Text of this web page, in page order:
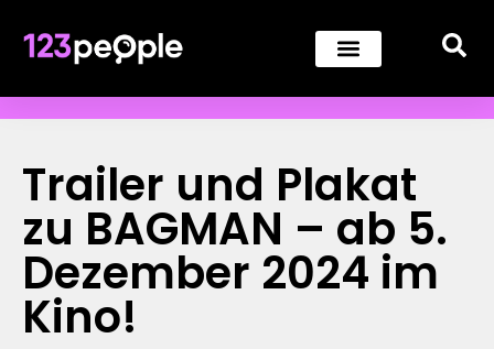
Trailer und Plakat
zu BAGMAN – ab 5.
Dezember 2024 im
Kino!